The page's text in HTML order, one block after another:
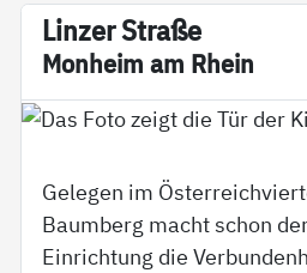
Lin­zer Stra­ße
Mon­heim am Rhein
Gelegen im
Baumberg macht schon
Einrichtung die